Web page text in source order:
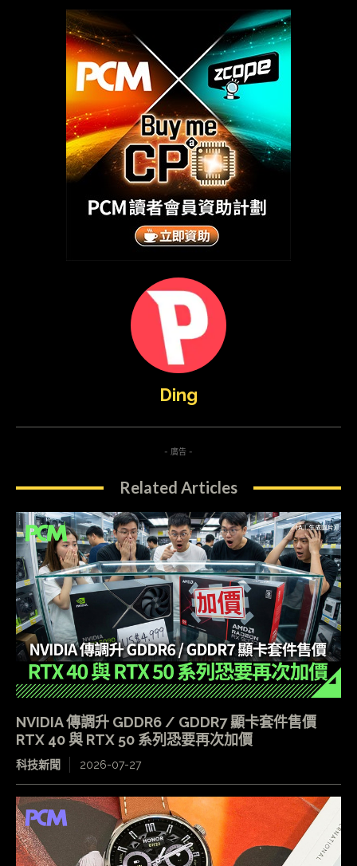
Ding
- 廣告 -
Related Articles
NVIDIA 傳調升 GDDR6 / GDDR7 顯卡套件售價
RTX 40 與 RTX 50 系列恐要再次加價
科技新聞 2026-07-27